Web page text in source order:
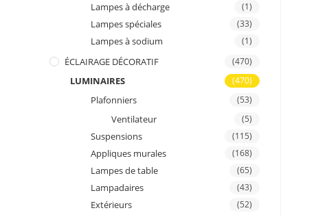
Lampes à décharge (1)
Lampes spéciales (33)
Lampes à sodium (1)
ÉCLAIRAGE DÉCORATIF (470)
LUMINAIRES (470)
Plafonniers (53)
Ventilateur (5)
Suspensions (115)
Appliques murales (168)
Lampes de table (65)
Lampadaires (43)
Extérieurs (52)